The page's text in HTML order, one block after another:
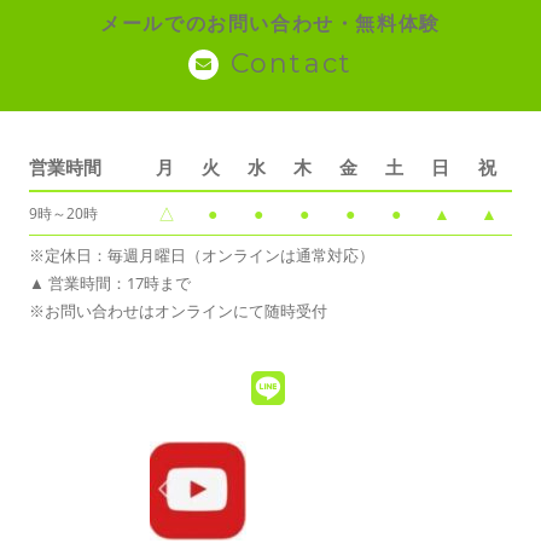
メールでのお問い合わせ・無料体験
Contact
営業時間 月 火 水 木 金 土 日 祝
9時～20時 △ ● ● ● ● ● ▲ ▲
※定休日：毎週月曜日（オンラインは通常対応）
▲ 営業時間：17時まで
※お問い合わせはオンラインにて随時受付